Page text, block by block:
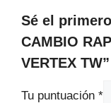
Sé el
CAMBIO
VERTEX TW”
Tu puntuación *